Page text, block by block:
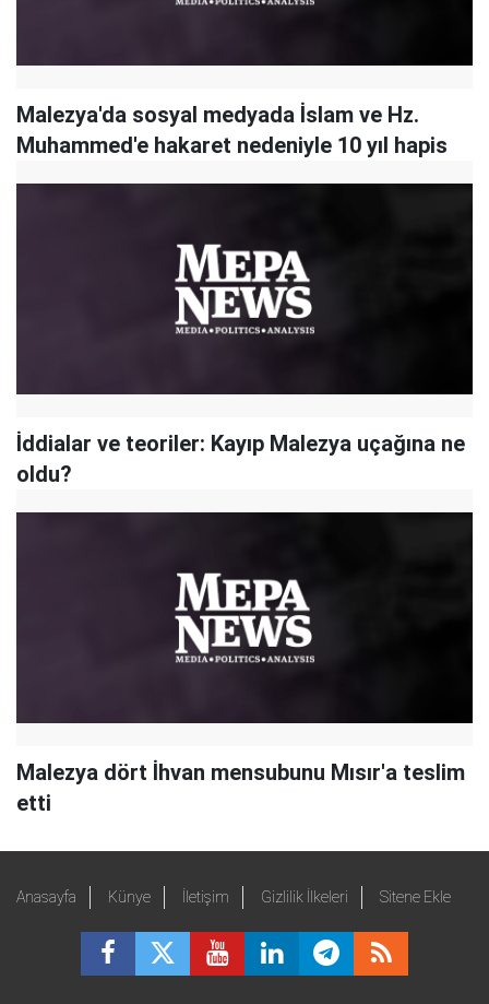
Malezya'da sosyal medyada İslam ve Hz.
Muhammed'e hakaret nedeniyle 10 yıl hapis
İddialar ve teoriler: Kayıp Malezya uçağına ne
oldu?
Malezya dört İhvan mensubunu Mısır'a teslim
etti
Anasayfa Künye İletişim Gizlilik İlkeleri Sitene Ekle